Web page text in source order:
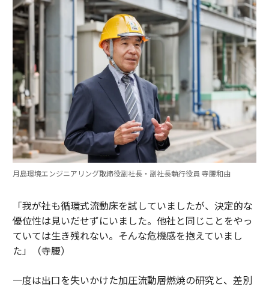
月島環境エンジニアリング取締役副社長・副社長執行役員 寺腰和由
「我が社も循環式流動床を試していましたが、決定的な
優位性は見いだせずにいました。他社と同じことをやっ
ていては生き残れない。そんな危機感を抱えていまし
た」（寺腰）
一度は出口を失いかけた加圧流動層燃焼の研究と、差別